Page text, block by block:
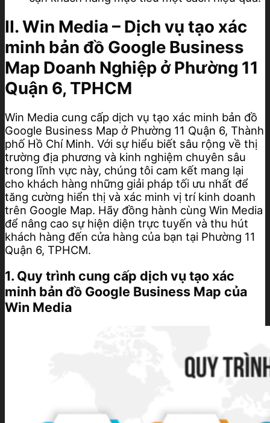
II. Win Media – Dịch vụ tạo xác
minh bản đồ Google Business
Map Doanh Nghiệp ở Phường 11
Quận 6, TPHCM
Win Media cung cấp dịch vụ tạo xác minh bản đồ
Google Business Map ở Phường 11 Quận 6, Thành
phố Hồ Chí Minh. Với sự hiểu biết sâu rộng về thị
trường địa phương và kinh nghiệm chuyên sâu
trong lĩnh vực này, chúng tôi cam kết mang lại
cho khách hàng những giải pháp tối ưu nhất để
tăng cường hiển thị và xác minh vị trí kinh doanh
trên Google Map. Hãy đồng hành cùng Win Media
để nâng cao sự hiện diện trực tuyến và thu hút
khách hàng đến cửa hàng của bạn tại Phường 11
Quận 6, TPHCM.
1. Quy trình cung cấp dịch vụ tạo xác
minh bản đồ Google Business Map của
Win Media